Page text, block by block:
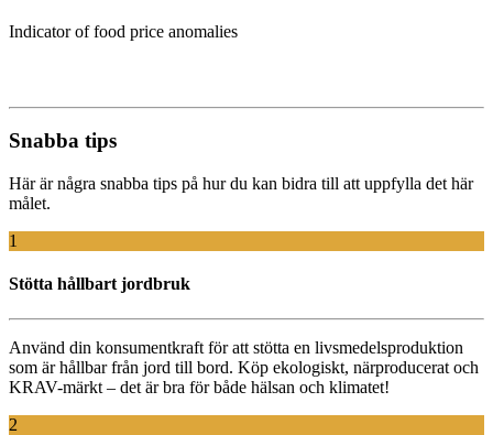
Indicator of food price anomalies
Snabba tips
Här är några snabba tips på hur du kan bidra till att uppfylla det här
målet.
1
Stötta hållbart jordbruk
Använd din konsumentkraft föratt stötta en livsmedelsproduktion
som är hållbar från jord till bord. Köp ekologiskt, närproducerat och
KRAV-märkt – det ärbra förbåde hälsan och klimatet!
2